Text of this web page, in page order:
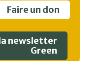
Faire un don
newsletter
Green